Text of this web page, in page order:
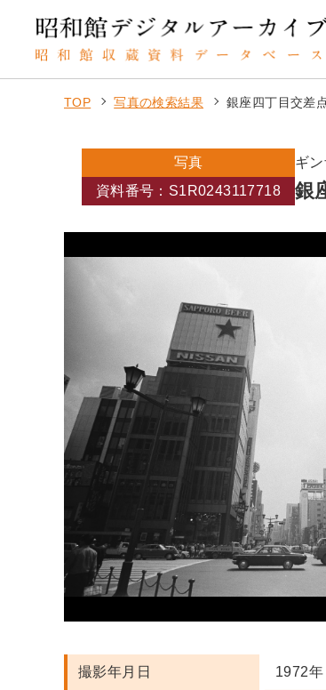
TOP 写真の検索結果 銀座四丁目交差
写真
ギ
資料番号：S1R0243117718
銀
撮影年月日 1972年